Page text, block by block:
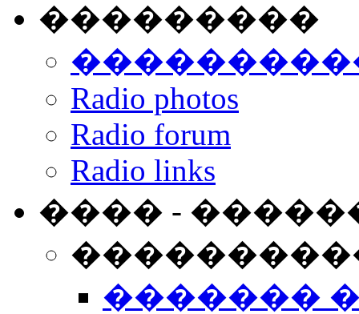
���������
Radio photos
Radio forum
Radio links
���� -
�������